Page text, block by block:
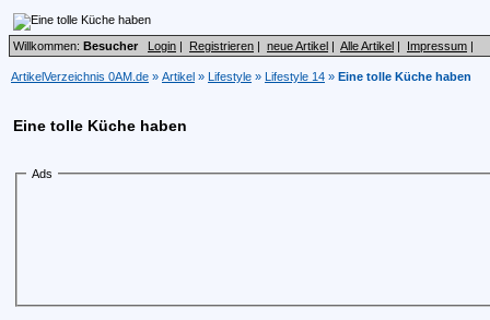
Willkommen: Besucher Login | Registrieren | neue Artikel | Alle Artikel | Impressum |
ArtikelVerzeichnis 0AM.de » Artikel » Lifestyle » Lifestyle 14 » Eine tolle Küche haben
Eine tolle Küche haben
Ads